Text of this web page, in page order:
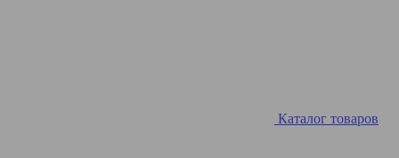
Каталог товаров